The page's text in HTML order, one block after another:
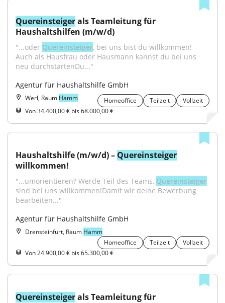
Quereinsteiger als Teamleitung für
Haushaltshilfen (m/w/d)
"...oder Quereinsteiger, bei uns bist du willkommen!
Auch als Hausfrau oder Hausmann kannst du bei uns
neu durchstartenDu..."
Agentur für Haushaltshilfe GmbH
Werl, Raum Hamm Homeoffice Teilzeit
Vollzeit
Von 34.400,00 € bis 68.000,00 €
Haushaltshilfe (m/w/d) – Quereinsteiger
willkommen!
"...umorientieren? Werde Teil des Teams, Quereinsteiger
sind bei uns willkommen!Damit wir deine Bewerbung
bearbeiten..."
Agentur für Haushaltshilfe GmbH
Drensteinfurt, Raum Hamm
Homeoffice
Teilzeit
Vollzeit
Von 24.900,00 € bis 65.300,00 €
Quereinsteiger als Teamleitung für